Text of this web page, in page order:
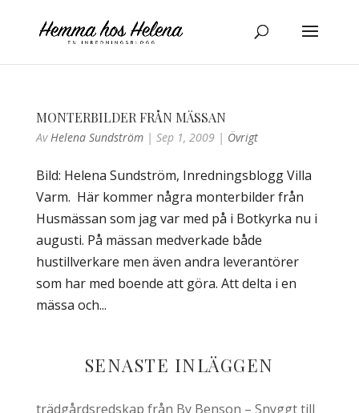
MONTERBILDER FRÅN MÄSSAN
AvHelena Sundström| Sep 1, 2009| Övrigt
Bild: Helena Sundström, Inredningsblogg Villa
Varm. Här kommer några monterbilder från
Husmässan som jag var med på i Botkyrka nu i
augusti. På mässan medverkade både
hustillverkare men även andra leverantörer
som har med boende att göra. Att delta i en
mässa och...
SENASTE INLÄGGEN
trädgårdsredskap från By Benson – Snyggt till